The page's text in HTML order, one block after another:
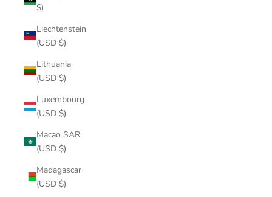
$)
Liechtenstein
(USD $)
Lithuania
(USD $)
Luxembourg
(USD $)
Macao SAR
(USD $)
Madagascar
(USD $)